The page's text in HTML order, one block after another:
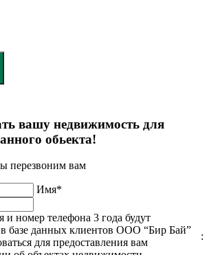
вашу недвижимость для
обьекта!
перезвоним вам
Имя*
номер телефона 3 года будут
в базе данных клиентов ООО “Бир Бай”
для предоставления вам
: